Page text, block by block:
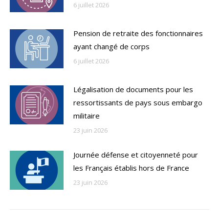
6 juillet 2026
Pension de retraite des fonctionnaires
ayant changé de corps
6 juillet 2026
Légalisation de documents pour les
ressortissants de pays sous embargo
militaire
23 juin 2026
Journée défense et citoyenneté pour
les Français établis hors de France
23 juin 2026